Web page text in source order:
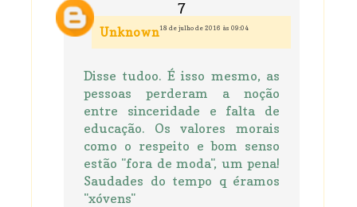
Unknown18 de julho de 2016 às 09:04
Disse tudoo. É isso mesmo, as
pessoas perderam a noção
entre sinceridade e falta de
educação. Os valores morais
como o respeito e bom senso
estão "fora de moda", um pena!
Saudades do tempo q éramos
"xóvens"